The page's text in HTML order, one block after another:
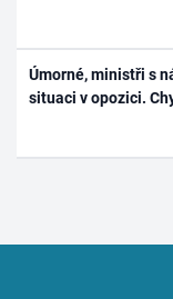
Úmorné, ministři s
situaci v opozici.